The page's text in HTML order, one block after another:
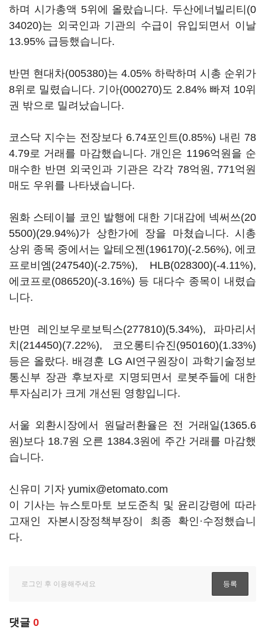
하며 시가총액 5위에 올랐습니다. 두산에너빌리티(0
34020)는 외국인과 기관의 수급이 유입되면서 이날
13.95% 급등했습니다.
반면 현대차(005380)는 4.05% 하락하며 시총 순위가
8위로 밀렸습니다. 기아(000270)도 2.84% 빠져 10위
권 밖으로 밀려났습니다.
코스닥 지수는 전장보다 6.74포인트(0.85%) 내린 78
4.79로 거래를 마감했습니다. 개인은 1196억원을 순
매수한 반면 외국인과 기관은 각각 78억원, 771억원
매도 우위를 나타냈습니다.
원화 스테이블 코인 발행에 대한 기대감에 넥써쓰(20
5500)(29.94%)가 상한가에 장을 마쳤습니다. 시총
상위 종목 중에서는 알테오젠(196170)(-2.56%), 에코
프로비엠(247540)(-2.75%), HLB(028300)(-4.11%),
에코프로(086520)(-3.16%) 등 대다수 종목이 내렸습
니다.
반면 레인보우로보틱스(277810)(5.34%), 파마리서
치(214450)(7.22%), 코오롱티슈진(950160)(1.33%)
등은 올랐다. 배경훈 LG AI연구원장이 과학기술정보
통신부 장관 후보자로 지명되면서 로봇주들에 대한
투자심리가 크게 개선된 영향입니다.
서울 외환시장에서 원달러환율은 전 거래일(1365.6
원)보다 18.7원 오른 1384.3원에 주간 거래를 마감했
습니다.
신유미 기자 yumix@etomato.com
이 기사는 뉴스토마토 보도준칙 및 윤리강령에 따라
고재인 자본시장정책부장이 최종 확인·수정했습니
다.
댓글 0